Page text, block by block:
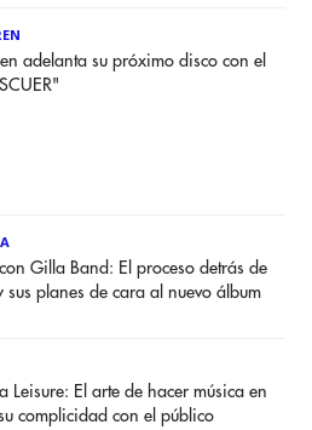
adelanta su próximo disco con el
Gilla Band: El proceso detrás de
planes de cara al nuevo álbum
Leisure: El arte de hacer música en
complicidad con el público